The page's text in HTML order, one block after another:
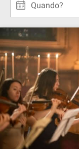
Quando?